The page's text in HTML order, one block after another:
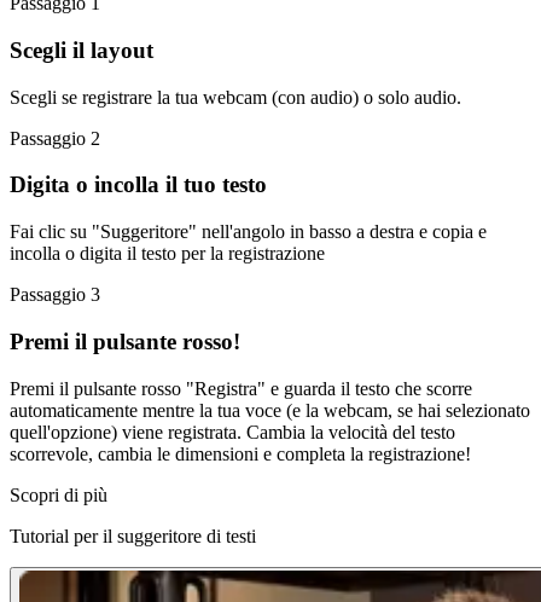
Scegli il layout
Scegli se registrare la tua webcam (con audio) o solo audio.
Passaggio 2
Digita o incolla il tuo testo
Fai clic su "Suggeritore" nell'angolo in basso a destra e copia e
incolla o digita il testo per la registrazione
Passaggio 3
Premi il pulsante rosso!
Premi il pulsante rosso "Registra" e guarda il testo che scorre
automaticamente mentre la tua voce (e la webcam, se hai selezionato
quell'opzione) viene registrata. Cambia la velocità del testo
scorrevole, cambia le dimensioni e completa la registrazione!
Scopri di più
Tutorial per il suggeritore di testi